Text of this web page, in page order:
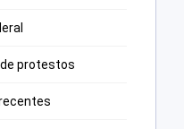
protestos